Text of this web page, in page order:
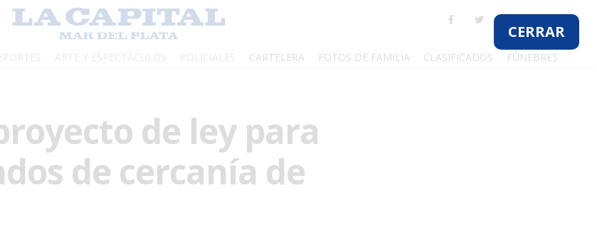
CARTELERA FOTOS DE FAMILIA CLASIFICADOS FÚNEBRES
de ley para
de cercanía de